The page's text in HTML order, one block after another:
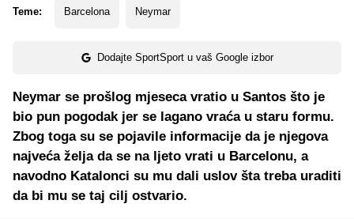
Teme: Barcelona Neymar
Dodajte SportSport u vaš Google izbor
Neymar se prošlog mjeseca vratio u Santos što je
bio pun pogodak jer se lagano vraća u staru formu.
Zbog toga su se pojavile informacije da je njegova
najveća želja da se na ljeto vrati u Barcelonu, a
navodno Katalonci su mu dali uslov šta treba uraditi
da bi mu se taj cilj ostvario.